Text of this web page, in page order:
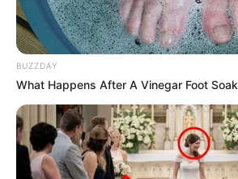
BUZZDAY
What Happens After A Vinegar Foot Soak